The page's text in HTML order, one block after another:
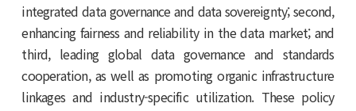
integrated data governance and data sovereignty; second,
enhancing fairness and reliability in the data market; and
third, leading global data governance and standards
cooperation, as well as promoting organic infrastructure
linkages and industry-specific utilization. These policy